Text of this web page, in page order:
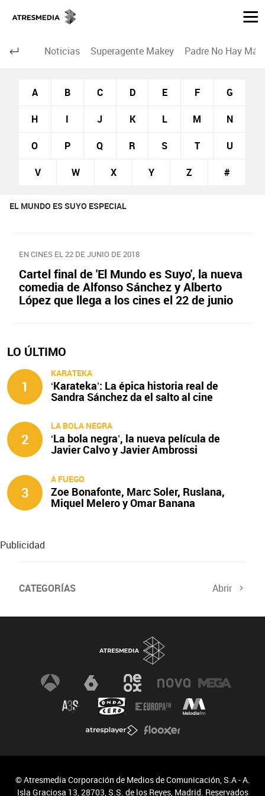
Noticias Superagente Makey Padre No Hay
A B C D E F G
H I J K L M N
O P Q R S T U
V W X Y Z #
EL MUNDO ES SUYO ESPECIAL
EN CINES EL 22 DE JUNIO DE 2018
Cartel final de 'El Mundo es Suyo', la nueva
comedia de Alfonso Sánchez y Alberto
López que llega a los cines el 22 de junio
LO ÚLTIMO
1
KARATEKA
‘Karateka’: La épica historia real de
Sandra Sánchez da el salto al cine
2
LA BOLA NEGRA
‘La bola negra’, la nueva película de
Javier Calvo y Javier Ambrossi
3
A FUEGO
Zoe Bonafonte, Marc Soler, Ruslana,
Miquel Melero y Omar Banana
protagonizan ‘A fuego’
Publicidad
CATEGORÍAS Abrir
© Atresmedia Corporación de Medios de Comunicación, S.A - A.
Isla Graciosa 13, 28703, S.S. de los Reyes, Madrid. Reservados